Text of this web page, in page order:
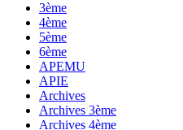
3ème
4ème
5ème
6ème
APEMU
APIE
Archives
Archives 3ème
Archives 4ème